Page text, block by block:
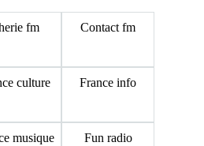
fm Contact fm
culture France info
musique Fun radio